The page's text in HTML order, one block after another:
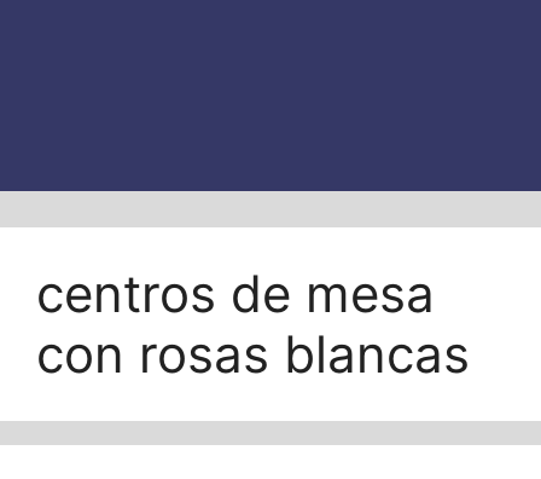
centros de mesa
con rosas blancas